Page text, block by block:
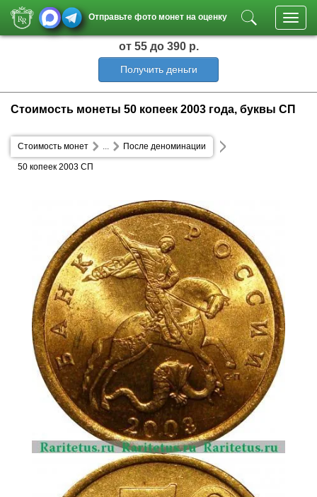
Отправьте фото монет на оценку
от 55 до 390 р.
Получить деньги
Стоимость монеты 50 копеек 2003 года, буквы СП
Стоимость монет После деноминации
...
50 копеек 2003 СП